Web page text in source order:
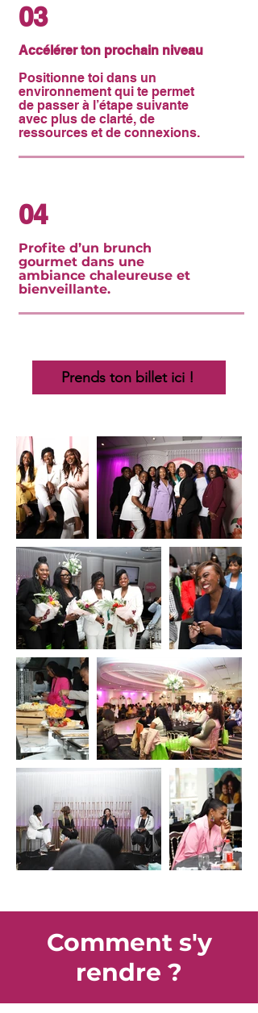
03
Accélérer ton prochain niveau
Positionne toi dans un
environnement qui te permet
de passer à l’étape suivante
avec plus de clarté, de
ressources et de connexions.
04
Profite d’un brunch
gourmet dans une
ambiance chaleureuse et
bienveillante.
Prends ton billet ici !
Comment s'y
rendre ?